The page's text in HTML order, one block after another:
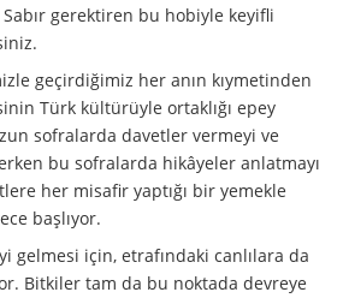
gerektiren bu hobiyle keyifli
geçirdiğimiz her anın kıymetinden
Türk kültürüyle ortaklığı epey
sofralarda davetler vermeyi ve
bu sofralarda hikâyeler anlatmayı
her misafir yaptığı bir yemekle
başlıyor.
gelmesi için, etrafındaki canlılara da
Bitkiler tam da bu noktada devreye